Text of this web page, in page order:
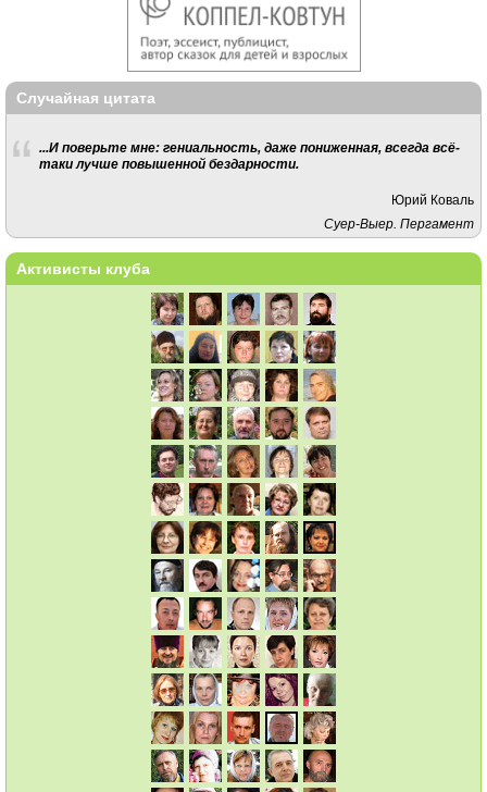
Случайная цитата
...И поверьте мне: гениальность, даже пониженная, всегда всё-
таки лучше повышенной бездарности.
Юрий Коваль
Суер-Выер. Пергамент
Активисты клуба